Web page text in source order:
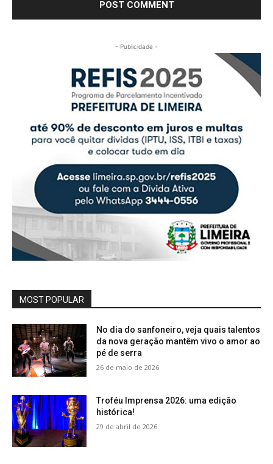
- Publicidade -
MOST POPULAR
No dia do sanfoneiro, veja quais talentos
da nova geração mantêm vivo o amor ao
pé de serra
26 de maio de 2026
Troféu Imprensa 2026: uma edição
histórica!
29 de abril de 2026